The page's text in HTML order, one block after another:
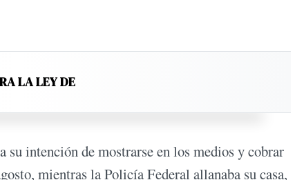
LA LEY DE
su intención de mostrarse en los medios y cobrar
mientras la Policía Federal allanaba su casa,